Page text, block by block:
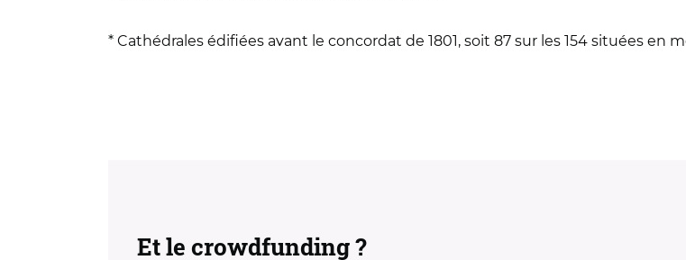
* Cathédrales édifiées avant le concordat de 1801, soit 87 sur les 154 situées en
Et le crowdfunding ?